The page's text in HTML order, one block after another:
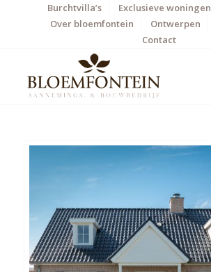
Burchtvilla’s Exclusieve woningen
Over bloemfontein
Ontwerpen
Contact